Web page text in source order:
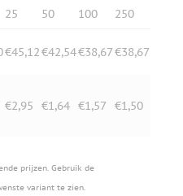
25 50 100 250
€45,12€42,54€38,67€38,67
€2,95 €1,64 €1,57 €1,50
prijzen. Gebruik de
variant te zien.